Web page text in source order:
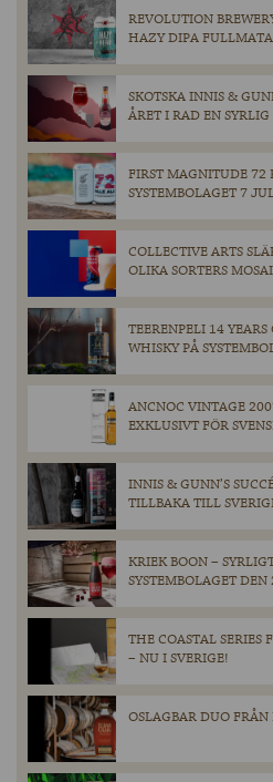
REVOLUTION
HAZY DIPA
SKOTSKA INNIS &
ÅRET I RAD EN
FIRST MAGNITUDE 72
SYSTEMBOLAGET 7
COLLECTIVE ARTS
OLIKA SORTERS
TEERENPELI 14
WHISKY PÅ
ANCNOC VINTAGE
EXKLUSIVT FÖR
INNIS & GUNN’S
TILLBAKA TILL
KRIEK BOON –
SYSTEMBOLAGET DEN
THE COASTAL SERIES
– NU I SVERIGE!
OSLAGBAR DUO